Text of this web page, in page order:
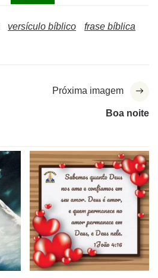
versículo bíblico
frase bíblica
Próxima imagem
Boa noite